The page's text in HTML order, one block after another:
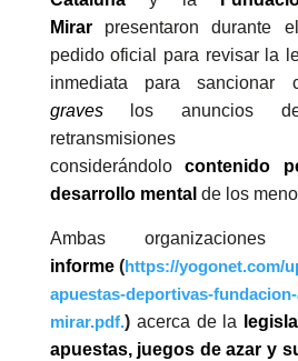
Mirar presentaron durante
pedido oficial para revisar la
inmediata para sancionar
graveslos anuncios
retransmisiones
considerándolocontenido
desarrollo mental de los
Ambas
informe (https://yogonet.com/
apuestas-deportivas-
mirar.pdf.)acerca de la
apuestas, juegos de azar y